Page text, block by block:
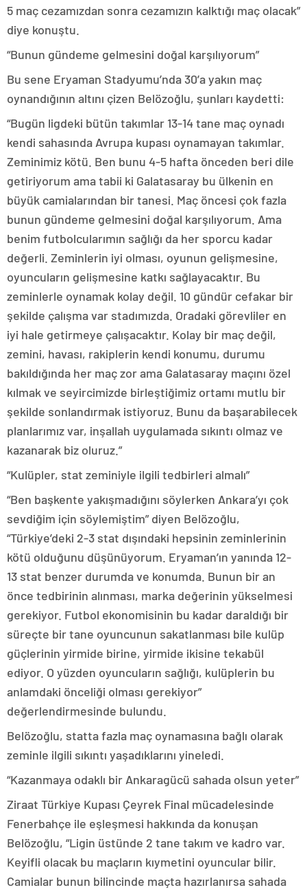
5 maç cezamızdan sonra cezamızın kalktığı maç olacak”
diye konuştu.
“Bunun gündeme gelmesini doğal karşılıyorum”
Bu sene Eryaman Stadyumu’nda 30’a yakın maç
oynandığının altını çizen Belözoğlu, şunları kaydetti:
“Bugün ligdeki bütün takımlar 13-14 tane maç oynadı
kendi sahasında Avrupa kupası oynamayan takımlar.
Zeminimiz kötü. Ben bunu 4-5 hafta önceden beri dile
getiriyorum ama tabii ki Galatasaray bu ülkenin en
büyük camialarından bir tanesi. Maç öncesi çok fazla
bunun gündeme gelmesini doğal karşılıyorum. Ama
benim futbolcularımın sağlığı da her sporcu kadar
değerli. Zeminlerin iyi olması, oyunun gelişmesine,
oyuncuların gelişmesine katkı sağlayacaktır. Bu
zeminlerle oynamak kolay değil. 10 gündür cefakar bir
şekilde çalışma var stadımızda. Oradaki görevliler en
iyi hale getirmeye çalışacaktır. Kolay bir maç değil,
zemini, havası, rakiplerin kendi konumu, durumu
bakıldığında her maç zor ama Galatasaray maçını özel
kılmak ve seyircimizde birleştiğimiz ortamı mutlu bir
şekilde sonlandırmak istiyoruz. Bunu da başarabilecek
planlarımız var, inşallah uygulamada sıkıntı olmaz ve
kazanarak biz oluruz.”
“Kulüpler, stat zeminiyle ilgili tedbirleri almalı”
“Ben başkente yakışmadığını söylerken Ankara’yı çok
sevdiğim için söylemiştim” diyen Belözoğlu,
“Türkiye’deki 2-3 stat dışındaki hepsinin zeminlerinin
kötü olduğunu düşünüyorum. Eryaman’ın yanında 12-
13 stat benzer durumda ve konumda. Bunun bir an
önce tedbirinin alınması, marka değerinin yükselmesi
gerekiyor. Futbol ekonomisinin bu kadar daraldığı bir
süreçte bir tane oyuncunun sakatlanması bile kulüp
güçlerinin yirmide birine, yirmide ikisine tekabül
ediyor. O yüzden oyuncuların sağlığı, kulüplerin bu
anlamdaki önceliği olması gerekiyor”
değerlendirmesinde bulundu.
Belözoğlu, statta fazla maç oynamasına bağlı olarak
zeminle ilgili sıkıntı yaşadıklarını yineledi.
“Kazanmaya odaklı bir Ankaragücü sahada olsun yeter”
Ziraat Türkiye Kupası Çeyrek Final mücadelesinde
Fenerbahçe ile eşleşmesi hakkında da konuşan
Belözoğlu, “Ligin üstünde 2 tane takım ve kadro var.
Keyifli olacak bu maçların kıymetini oyuncular bilir.
Camialar bunun bilincinde maçta hazırlanırsa sahada